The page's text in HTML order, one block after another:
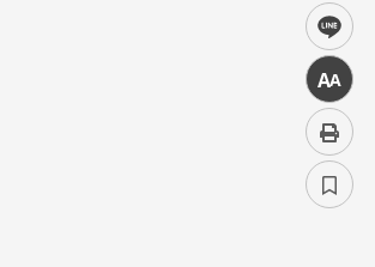
line
中